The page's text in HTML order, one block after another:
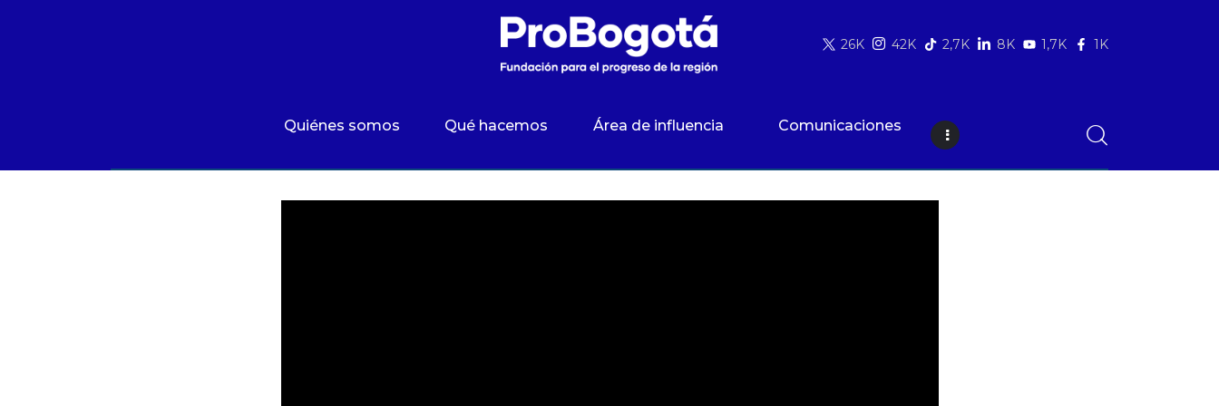
26K 42K 2,7K 8K 1,7K 1K
Quiénes somos Qué hacemos Área de influencia Comunicaciones